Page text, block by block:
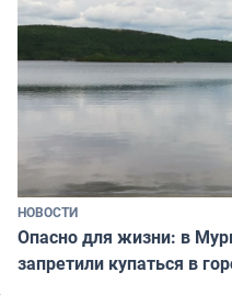
НОВОСТИ
Опасно для жизни: в
запретили купаться в